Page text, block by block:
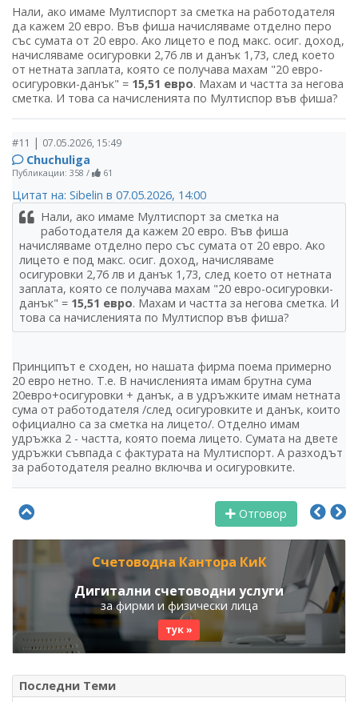
Нали, ако имаме Мултиспорт за сметка на работодателя
да кажем 20 евро. Във фиша начисляваме отделно перо
със сумата от 20 евро. Ако лицето е под макс. осиг. доход,
начисляваме осигуровки 2,76 лв и данък 1,73, след което
от нетната заплата, която се получава махам "20 евро-
осигуровки-данък" = 15,51 евро. Махам и частта за негова
сметка. И това са начисленията по Мултиспор във фиша?
#11 | 07.05.2026, 15:49
Chuchuliga
Публикации: 358 / 61
Цитат на: Sibelin в 07.05.2026, 14:00
Нали, ако имаме Мултиспорт за сметка на
работодателя да кажем 20 евро. Във фиша
начисляваме отделно перо със сумата от 20 евро. Ако
лицето е под макс. осиг. доход, начисляваме
осигуровки 2,76 лв и данък 1,73, след което от нетната
заплата, която се получава махам "20 евро-осигуровки-
данък" = 15,51 евро. Махам и частта за негова сметка. И
това са начисленията по Мултиспор във фиша?
Принципът е сходен, но нашата фирма поема примерно
20 евро нетно. Т.е. В начисленията имам брутна сума
20евро+осигуровки + данък, а в удръжките имам нетната
сума от работодателя /след осигуровките и данък, които
официално са за сметка на лицето/. Отделно имам
удръжка 2 - частта, която поема лицето. Сумата на двете
удръжки съвпада с фактурата на Мултиспорт. А разходът
за работодателя реално включва и осигуровките.
Отговор
Счетоводна Кантора КиК
Дигитални счетоводни услуги
за фирми и физически лица
тук »
Последни Теми